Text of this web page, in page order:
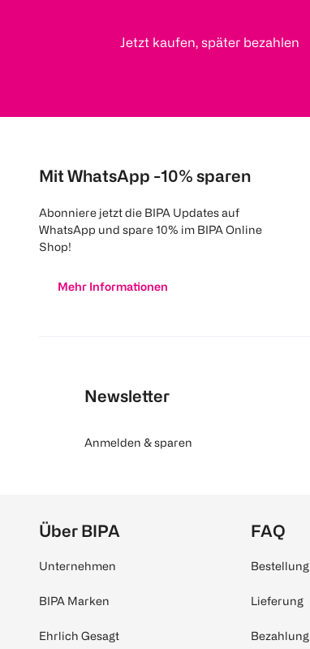
Jetzt kaufen, später bezahlen
Mit WhatsApp -10% sparen
Abonniere jetzt die BIPA Updates auf
WhatsApp und spare 10% im BIPA Online
Shop!
Mehr Informationen
Newsletter
Anmelden & sparen
Über BIPA
Unternehmen
BIPA Marken
Ehrlich Gesagt
FAQ
Bestellung
Lieferung
Bezahlung